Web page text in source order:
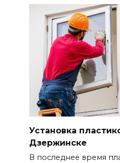
Установка
Дзержинске
В последнее время